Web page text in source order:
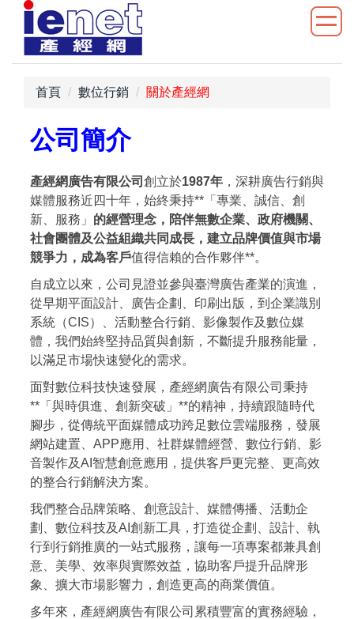
首頁 數位行銷 關於產經網
公司簡介
產經網廣告有限公司 創立於1987年 ，深耕廣告行銷與
媒體服務近四十年，始終秉持**「專業、誠信、創
新、服務」 的經營理念，陪伴無數企業、政府機關、
社會團體及公益組織共同成長，建立品牌價值與市場
競爭力，成為客戶值得信賴的合作夥伴**。
自成立以來，公司見證並參與臺灣廣告產業的演進，
從早期平面設計、廣告企劃、印刷出版，到企業識別
系統（CIS）、活動整合行銷、影像製作及數位媒
體，我們始終堅持品質與創新，不斷提升服務能量，
以滿足市場快速變化的需求。
面對數位科技快速發展，產經網廣告有限公司秉持
**「與時俱進、創新突破」**的精神，持續跟隨時代
腳步，從傳統平面媒體成功跨足數位雲端服務，發展
網站建置、APP應用、社群媒體經營、數位行銷、影
音製作及AI智慧創意應用，提供客戶更完整、更高效
的整合行銷解決方案。
我們整合品牌策略、創意設計、媒體傳播、活動企
劃、數位科技及AI創新工具，打造從企劃、設計、執
行到行銷推廣的一站式服務，讓每一項專案都兼具創
意、美學、效率與實際效益，協助客戶提升品牌形
象、擴大市場影響力，創造更高的商業價值。
多年來，產經網廣告有限公司累積豐富的實務經驗，